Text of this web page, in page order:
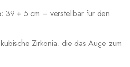
39 + 5 cm – verstellbar für den
Zirkonia, die das Auge zum